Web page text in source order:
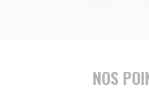
NOS